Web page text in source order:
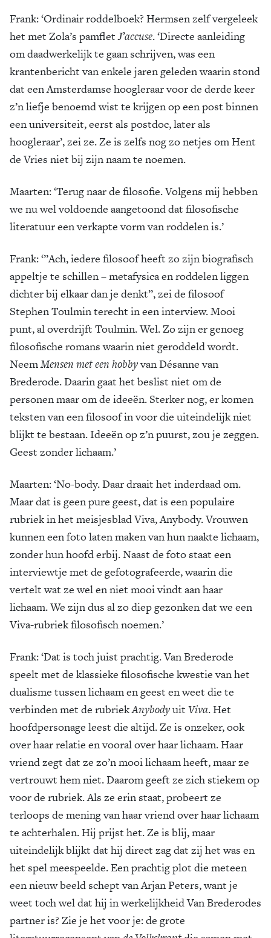
Frank:‘Ordinair roddelboek? Hermsen zelf vergeleek
het met Zola’s pamfletJ’accuse. ‘Directe aanleiding
om daadwerkelijk te gaan schrijven, was een
krantenbericht van enkele jaren geleden waarin stond
dat een Amsterdamse hoogleraar voor de derde keer
z’n liefje benoemd wist te krijgen op een post binnen
een universiteit, eerst als postdoc, later als
hoogleraar’, zei ze. Ze is zelfs nog zo netjes om Hent
de Vries niet bij zijn naam te noemen.
Maarten: ‘Terug naar de filosofie. Volgens mij hebben
we nu wel voldoende aangetoond dat filosofische
literatuur een verkapte vorm van roddelen is.’
Frank:‘”Ach, iedere filosoof heeft zo zijn biografisch
appeltje te schillen – metafysica en roddelen liggen
dichter bij elkaar dan je denkt”, zei de filosoof
Stephen Toulmin terecht in een interview. Mooi
punt, al overdrijft Toulmin. Wel. Zo zijn er genoeg
filosofische romans waarin niet geroddeld wordt.
NeemMensen met een hobbyvan Désanne van
Brederode. Daarin gaat het beslist niet om de
personen maar om de ideeën. Sterker nog, er komen
teksten van een filosoof in voor die uiteindelijk niet
blijkt te bestaan. Ideeën op z’n puurst, zou je zeggen.
Geest zonder lichaam.’
Maarten:‘No-body. Daar draait het inderdaad om.
Maar dat is geen pure geest, dat is een populaire
rubriek in het meisjesblad Viva, Anybody. Vrouwen
kunnen een foto laten maken van hun naakte lichaam,
zonder hun hoofd erbij. Naast de foto staat een
interviewtje met de gefotografeerde, waarin die
vertelt wat ze wel en niet mooi vindt aan haar
lichaam. We zijn dus al zo diep gezonken dat we een
Viva-rubriek filosofisch noemen.’
Frank:‘Dat is toch juist prachtig. Van Brederode
speelt met de klassieke filosofische kwestie van het
dualisme tussen lichaam en geest en weet die te
verbinden met de rubriekAnybodyuit Viva. Het
hoofdpersonage leest die altijd. Ze is onzeker, ook
over haar relatie en vooral over haar lichaam. Haar
vriend zegt dat ze zo’n mooi lichaam heeft, maar ze
vertrouwt hem niet. Daarom geeft ze zich stiekem op
voor de rubriek. Als ze erin staat, probeert ze
terloops de mening van haar vriend over haar lichaam
te achterhalen. Hij prijst het. Ze is blij, maar
uiteindelijk blijkt dat hij direct zag dat zij het was en
het spel meespeelde. Een prachtig plot die meteen
een nieuw beeld schept van Arjan Peters, want je
weet toch wel dat hij in werkelijkheid Van Brederodes
partner is? Zie je het voor je: de grote